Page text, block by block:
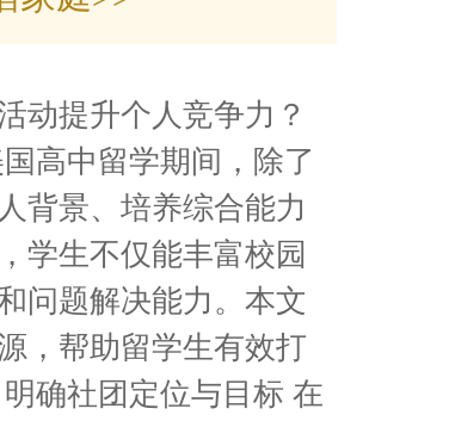
动提升个人竞争力？
高中留学期间，除了
背景、培养综合能力
学生不仅能丰富校园
问题解决能力。本文
，帮助留学生有效打
确社团定位与目标 在